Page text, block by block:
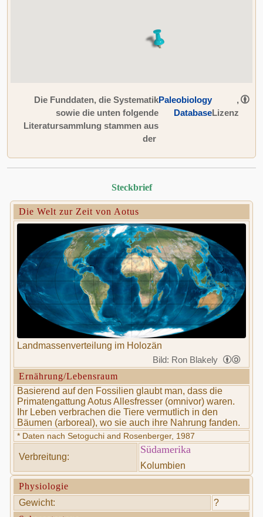
Die Funddaten, die Systematik
sowie die unten folgende
Literatursammlung stammen aus
der
Paleobiology
Database
,
Lizenz
Steckbrief
Die Welt zur Zeit von Aotus
Landmassenverteilung im Holozän
Bild: Ron Blakely
Ernährung/Lebensraum
Basierend auf den Fossilien glaubt man, dass die
Primatengattung Aotus Allesfresser (omnivor) waren.
Ihr Leben verbrachen die Tiere vermutlich in den
Bäumen (arboreal), wo sie auch ihre Nahrung fanden.
* Daten nach Setoguchi and Rosenberger, 1987
Verbreitung:
Südamerika
Kolumbien
Physiologie
Gewicht:
?